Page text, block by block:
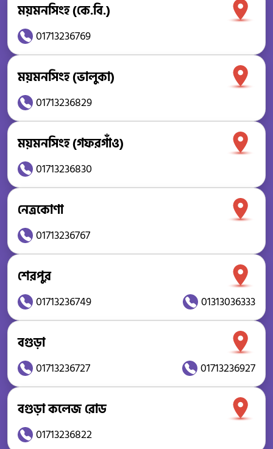
ময়মনসিংহ (কে.বি.)
01713236769
ময়মনসিংহ (ভালুকা)
01713236829
ময়মনসিংহ (গফরগাঁও)
01713236830
নেত্রকোণা
01713236767
শেরপুর
01713236749 01313036333
বগুড়া
01713236727 01713236927
বগুড়া কলেজ রোড
01713236822